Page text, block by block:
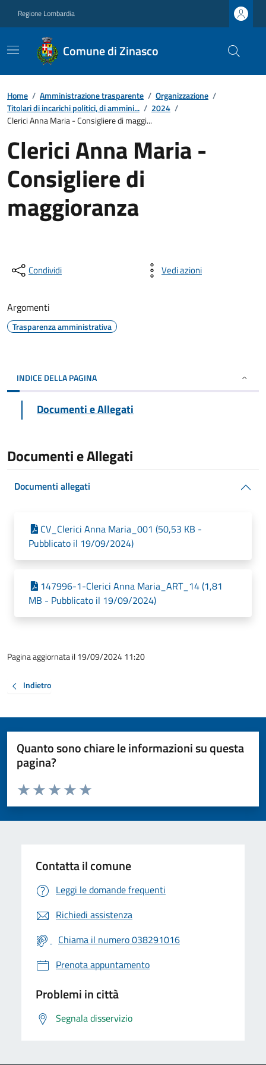
Regione Lombardia
Comune di Zinasco
Home / Amministrazione trasparente / Organizzazione /
Titolari di incarichi politici, di ammini... / 2024 /
Clerici Anna Maria - Consigliere di maggi...
Clerici Anna Maria -
Consigliere di
maggioranza
Condividi Vedi azioni
Argomenti
Trasparenza amministrativa
INDICE DELLA PAGINA
Documenti e Allegati
Documenti e Allegati
Documenti allegati
CV_Clerici Anna Maria_001 (50,53 KB -
Pubblicato il 19/09/2024)
147996-1-Clerici Anna Maria_ART_14 (1,81
MB - Pubblicato il 19/09/2024)
Pagina aggiornata il 19/09/2024 11:20
Indietro
Quanto sono chiare le informazioni su questa
pagina?
Valuta da 1 a 5 stelle la pagina
Valuta 5 stelle su 5
Valuta 4 stelle su 5
Valuta 3 stelle su 5
Valuta 2 stelle su 5
Valuta 1 stelle su 5
Contatta il comune
Leggi le domande frequenti
Richiedi assistenza
Chiama il numero 038291016
Prenota appuntamento
Problemi in città
Segnala disservizio